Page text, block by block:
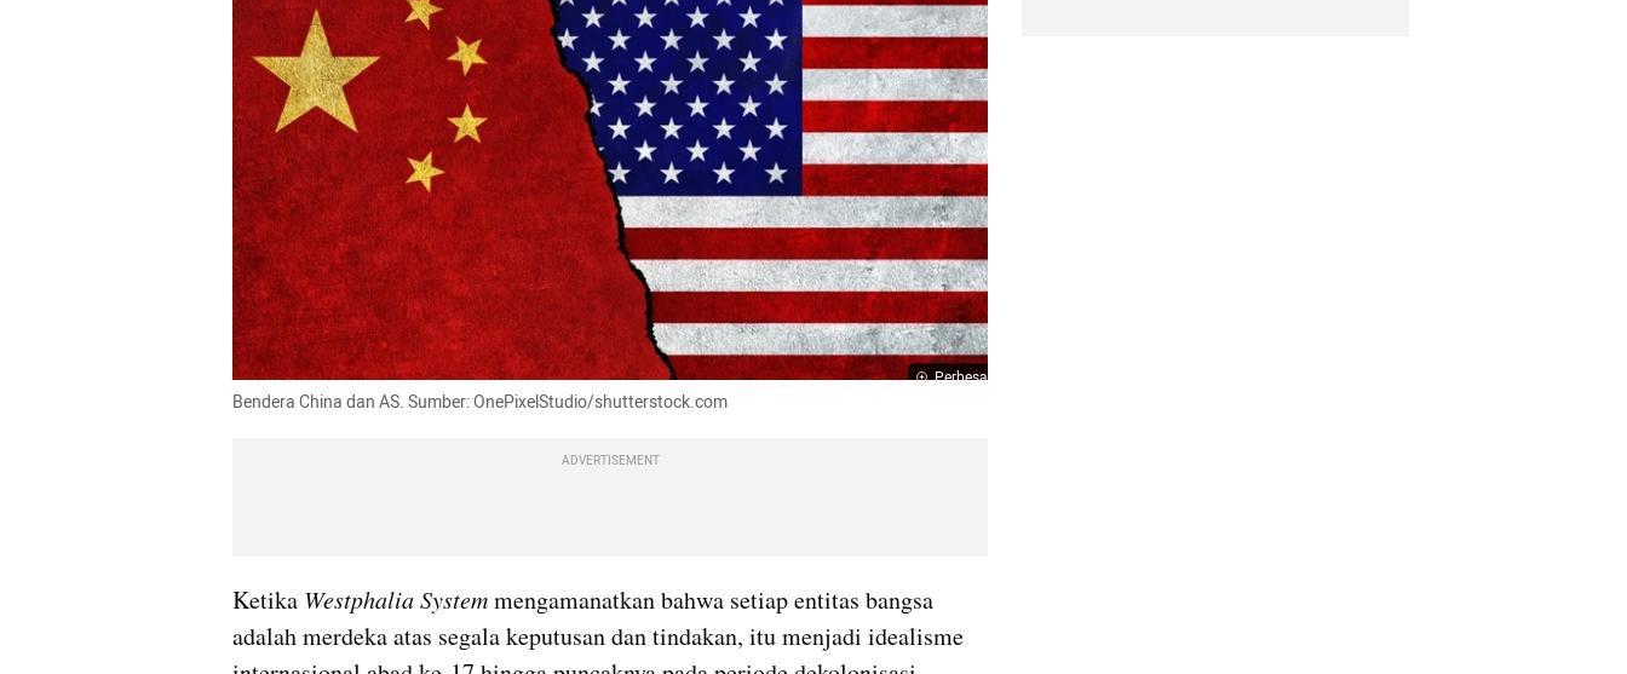
Perbesar
Bendera China dan AS. Sumber: OnePixelStudio/shutterstock.com
ADVERTISEMENT
Ketika Westphalia System mengamanatkan bahwa setiap entitas bangsa
adalah merdeka atas segala keputusan dan tindakan, itu menjadi idealisme